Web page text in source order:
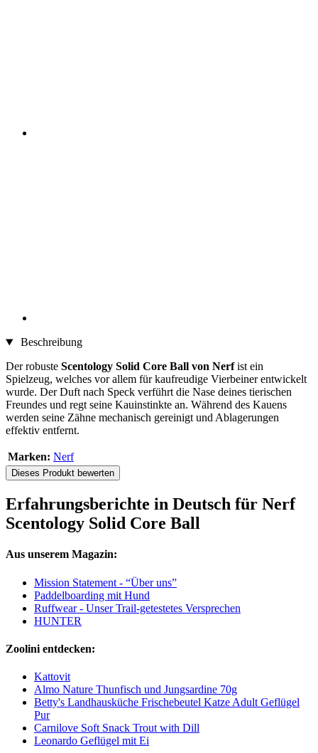
Beschreibung
Der robuste Scentology Solid Core Ball von Nerfist ein
Spielzeug, welches vor allem für kaufreudige Vierbeiner entwickelt
wurde. Der Duft nach Speck verführt die Nase deines tierischen
Freundes und regt seine Kauinstinkte an. Während des Kauens
werden seine Zähne mechanisch gereinigt und Ablagerungen
effektiv entfernt.
Marken: Nerf
Dieses Produkt bewerten
Erfahrungsberichte in Deutsch für Nerf
Scentology Solid Core Ball
Aus unserem Magazin:
Mission Statement - “Über uns”
Paddelboarding mit Hund
Ruffwear - Unser Trail-getestetes Versprechen
HUNTER
Zoolini entdecken:
Kattovit
Almo Nature Thunfisch und Jungsardine 70g
Betty's Landhausküche Frischebeutel Katze Adult Geflügel
Pur
Carnilove Soft Snack Trout with Dill
Leonardo Geflügel mit Ei